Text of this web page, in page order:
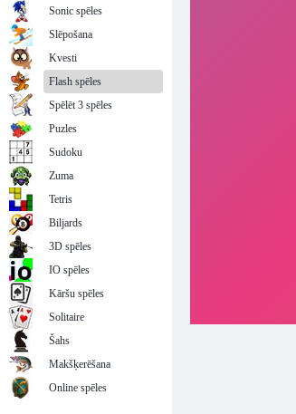
Sonic spēles
Slēpošana
Kvesti
Flash spēles
Spēlēt 3 spēles
Puzles
Sudoku
Zuma
Tetris
Biljards
3D spēles
IO spēles
Kāršu spēles
Solitaire
Šahs
Makšķerēšana
Online spēles